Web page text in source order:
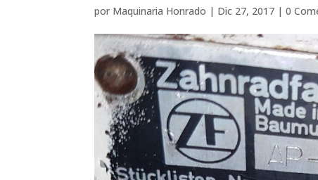
por Maquinaria Honrado | Dic 27, 2017 |0